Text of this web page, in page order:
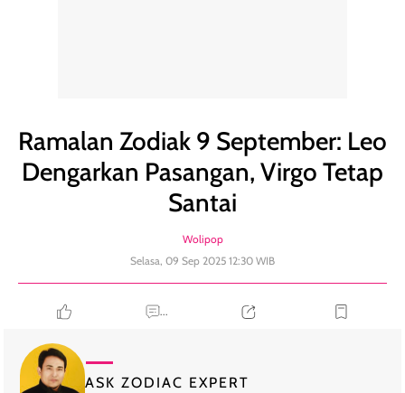
Ramalan Zodiak 9 September: Leo
Dengarkan Pasangan, Virgo Tetap
Santai
Wolipop
Selasa, 09 Sep 2025 12:30 WIB
...
ASK ZODIAC EXPERT